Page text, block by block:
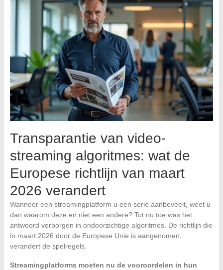
Transparantie van video-
streaming algoritmes: wat de
Europese richtlijn van maart
2026 verandert
Wanneer een streamingplatform u een serie aanbeveelt, weet u
dan waarom deze en niet een andere? Tot nu toe was het
antwoord verborgen in ondoorzichtige algoritmes. De richtlijn die
in maart 2026 door de Europese Unie is aangenomen,
verandert de spelregels.
Streamingplatforms moeten nu de vooroordelen in hun